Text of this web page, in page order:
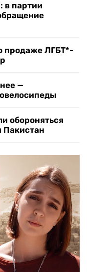
в партии
продаже ЛГБТ*-
—
обороняться
Пакистан